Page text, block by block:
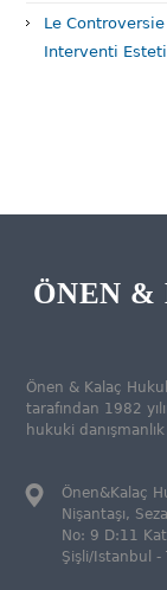
Le
Interventi
Önen & Kalaç
tarafından 1982
hukuki
Önen&Kalaç
Nişantaşı,
No: 9 D:11
Şişli/Istanbul -